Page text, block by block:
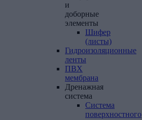
и
доборные
элементы
Шифер
(листы)
Гидроизоляционные
ленты
ПВХ
мембрана
Дренажная
система
Система
поверхностного